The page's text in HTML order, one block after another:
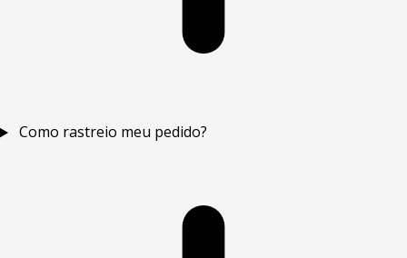
Como rastreio meu pedido?